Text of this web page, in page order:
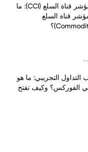
ما هي استراتيجية مؤشر قناة السلع (CCI): ما
قناة السلع
--
التجريبي: ما هو
الفوركس؟ وكيف تفتح